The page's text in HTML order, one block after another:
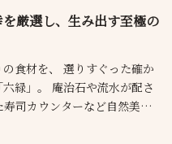
厳選し、生み出す至極の
食材を、 選りすぐった確か
緑」。 庵治石や流水が配さ
司カウンターなど自然美に